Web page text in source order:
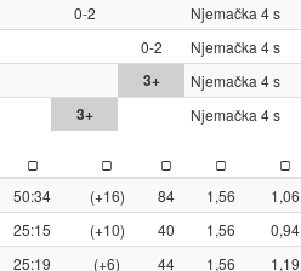
0-2 Njemačka 4 s
0-2 Njemačka 4 s
3+ Njemačka 4 s
3+ Njemačka 4 s
50:34 (+16) 84 1,56 1,06
25:15 (+10) 40 1,56 0,94
25:19 (+6) 44 1,56 1,19